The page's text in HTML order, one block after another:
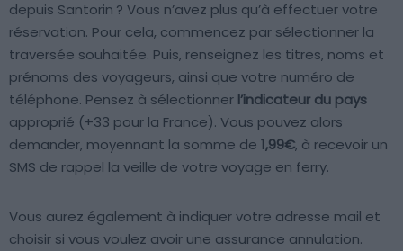
depuis Santorin ? Vous n’avez plus qu’à effectuer votre
réservation. Pour cela, commencez par sélectionner la
traversée souhaitée. Puis, renseignez les titres, noms et
prénoms des voyageurs, ainsi que votre numéro de
téléphone. Pensez à sélectionner l’indicateur du pays
approprié (+33 pour la France). Vous pouvez alors
demander, moyennant la somme de 1,99€, à recevoir un
SMS de rappel la veille de votre voyage en ferry.
Vous aurez également à indiquer votre adresse mail et
choisir si vous voulez avoir une assurance annulation.